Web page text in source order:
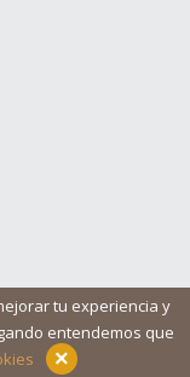
tu experiencia y
entendemos que
×
Aviso legal